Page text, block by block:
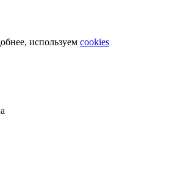
используем cookies